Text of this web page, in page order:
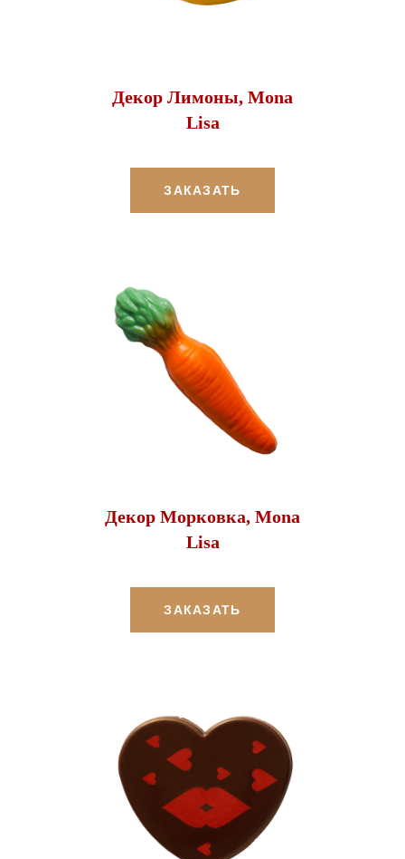
Декор Лимоны, Mona
Lisa
ЗАКАЗАТЬ
Декор Морковка, Mona
Lisa
ЗАКАЗАТЬ